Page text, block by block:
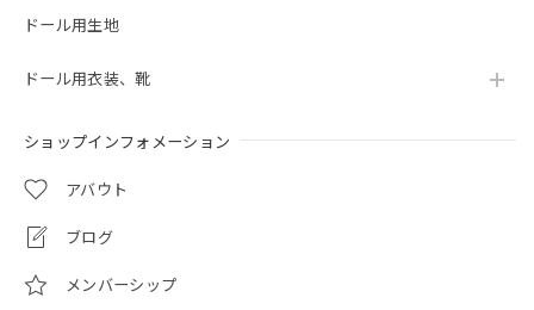
ドール用生地
ドール用衣装、靴
ショップインフォメーション
アバウト
ブログ
メンバーシップ